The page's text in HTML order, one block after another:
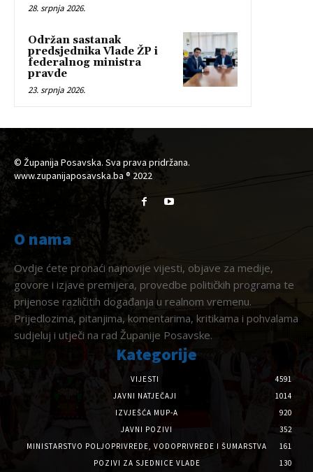
28. srpnja 2026.
Održan sastanak
predsjednika Vlade ŽP i
federalnog ministra
pravde
23. srpnja 2026.
© Županija Posavska. Sva prava pridržana.
www.zupanijaposavska.ba ® 2022
O nama
Ovdje ćete pronaći najnovije vijesti, objave za medije,
govore i izjave premijera, provedbe političkih programa te
prijenose različitih događanja u realnom vremenu.
Prijedlozima, pitanjima, komentarima, kritikama i pohvalama
sudjeluj i utječi na rad Županije Posavske.
Kategorije
VIJESTI
4591
JAVNI NATJEČAJI
1014
IZVJEŠĆA MUP-A
920
JAVNI POZIVI
352
MINISTARSTVO POLJOPRIVREDE, VODOPRIVREDE I ŠUMARSTVA
161
POZIVI ZA SJEDNICE VLADE
130